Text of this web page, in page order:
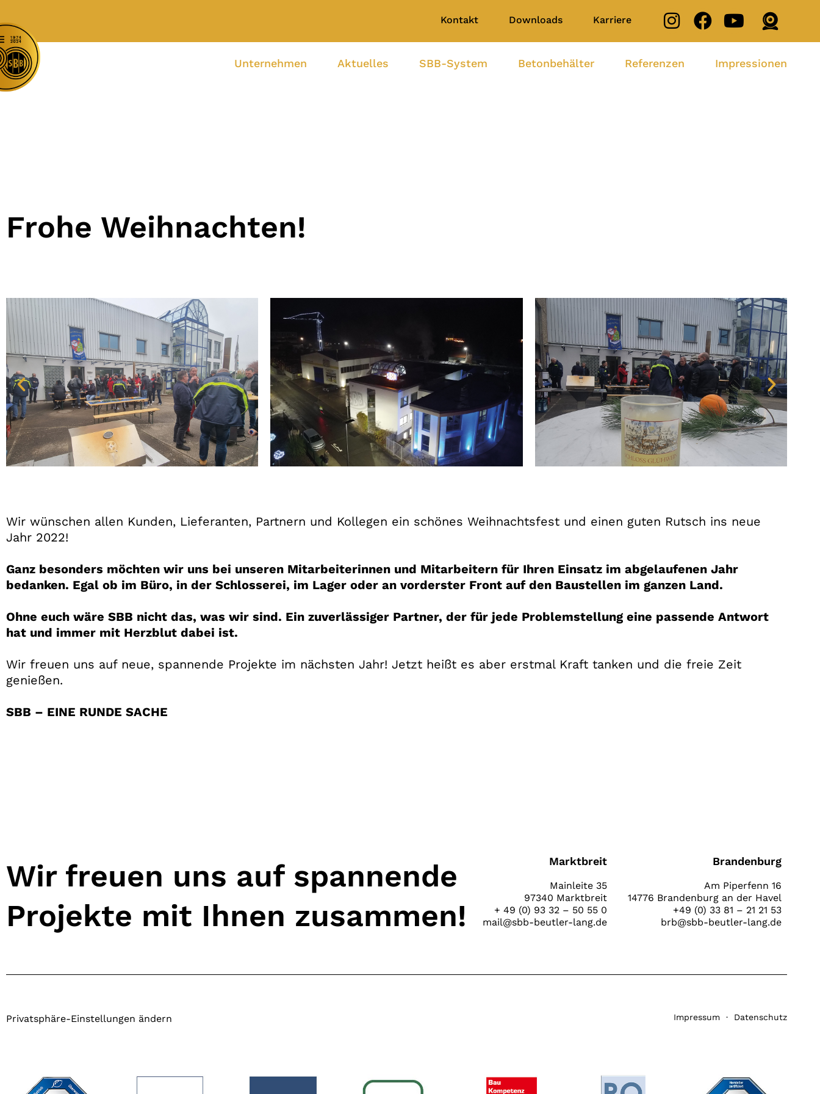
Kontakt Downloads Karriere
Unternehmen Aktuelles SBB-System Betonbehälter Referenzen Impressionen
Frohe Weihnachten!
Wir wünschen allen Kunden, Lieferanten, Partnern und Kollegen ein schönes Weihnachtsfest und einen guten Rutsch ins neue
Jahr 2022!
Ganz besonders möchten wir uns bei unseren Mitarbeiterinnen und Mitarbeitern für Ihren Einsatz im abgelaufenen Jahr
bedanken. Egal ob im Büro, in der Schlosserei, im Lager oder an vorderster Front auf den Baustellen im ganzen Land.
Ohne euch wäre SBB nicht das, was wir sind. Ein zuverlässiger Partner, der für jede Problemstellung eine passende Antwort
hat und immer mit Herzblut dabei ist.
Wir freuen uns auf neue, spannende Projekte im nächsten Jahr! Jetzt heißt es aber erstmal Kraft tanken und die freie Zeit
genießen.
SBB – EINE RUNDE SACHE
Wir freuen uns auf spannende
Projekte mit Ihnen zusammen!
Marktbreit
Mainleite 35
97340 Marktbreit
+ 49 (0) 93 32 – 50 55 0
mail@sbb-beutler-lang.de
Brandenburg
Am Piperfenn 16
14776 Brandenburg an der Havel
+49 (0) 33 81 – 21 21 53
brb@sbb-beutler-lang.de
Privatsphäre-Einstellungen ändern Impressum · Datenschutz